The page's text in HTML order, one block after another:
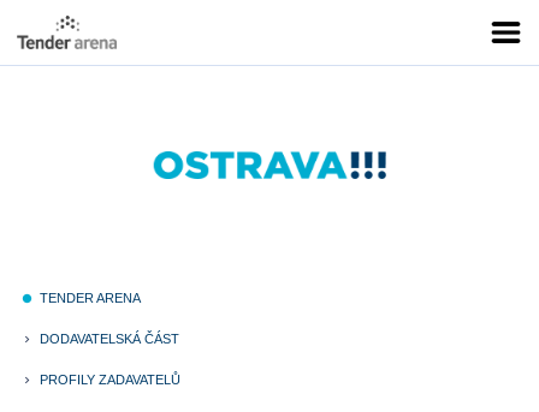
fiber_manual_record TENDER ARENA
keyboard_arrow_right DODAVATELSKÁ ČÁST
keyboard_arrow_right PROFILY ZADAVATELŮ